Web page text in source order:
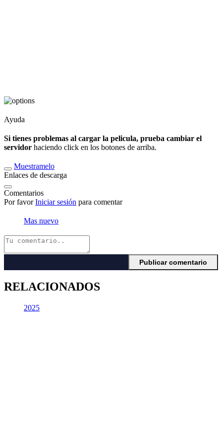
Ayuda
Si tienes problemas al cargar la pelicula, prueba cambiar el
servidor haciendo click en los botones de arriba.
Muestramelo
Enlaces de descarga
Comentarios
Por favorIniciar sesión para comentar
Mas nuevo
RELACIONADOS
2025